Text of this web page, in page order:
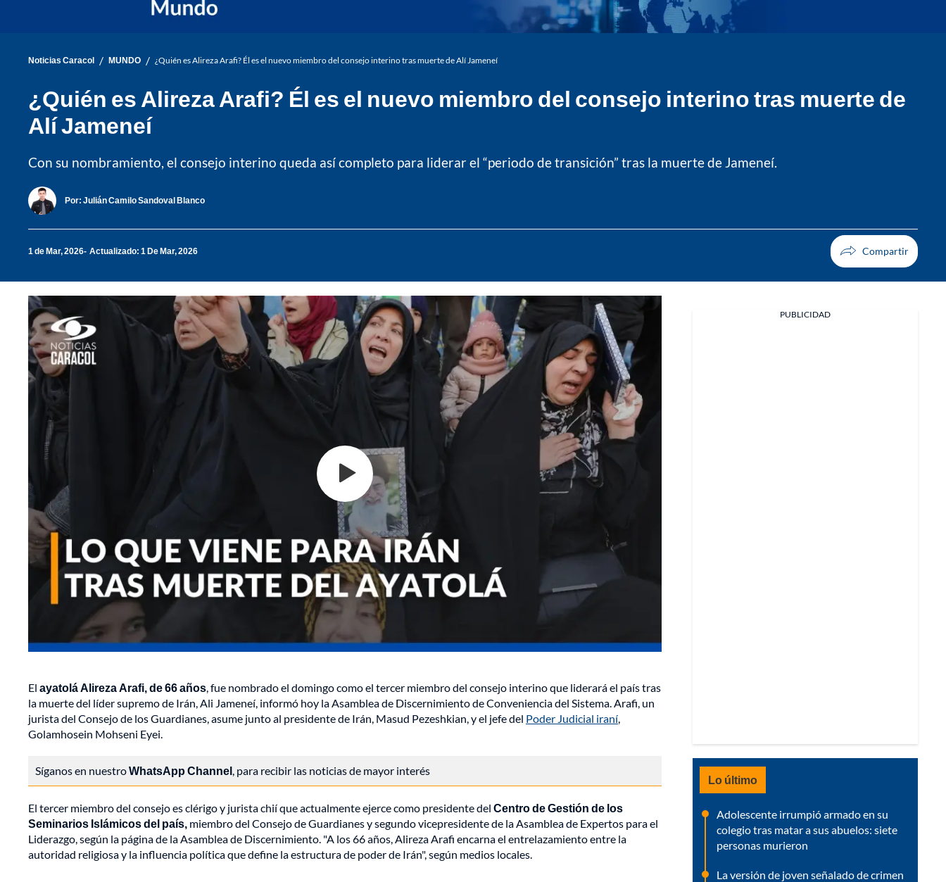
Noticias Caracol / MUNDO / ¿Quién es Alireza Arafi? Él es el nuevo miembro del consejo interino tras muerte de Alí Jameneí
¿Quién es Alireza Arafi? Él es el nuevo miembro del consejo interino tras muerte de
Alí Jameneí
Con su nombramiento, el consejo interino queda así completo para liderar el “periodo de transición” tras la muerte de Jameneí.
Por: Julián Camilo Sandoval Blanco
1 de Mar, 2026 Actualizado: 1 De Mar, 2026
El ayatolá Alireza Arafi, de 66 años, fue nombrado el domingo como el tercer miembro del consejo interino que liderará el país tras
la muerte del líder supremo de Irán, Ali Jameneí, informó hoy la Asamblea de Discernimiento de Conveniencia del Sistema. Arafi, un
jurista del Consejo de los Guardianes, asume junto al presidente de Irán, Masud Pezeshkian, y el jefe del Poder Judicial iraní,
Golamhosein Mohseni Eyei.
Síganos en nuestroWhatsApp Channel, para recibir las noticias de mayor interés
El tercer miembro del consejo es clérigo y jurista chií que actualmente ejerce como presidente del Centro de Gestión de los
Seminarios Islámicos del país, miembro del Consejo de Guardianes y segundo vicepresidente de la Asamblea de Expertos para el
Liderazgo, según la página de la Asamblea de Discernimiento. "A los 66 años, Alireza Arafi encarna el entrelazamiento entre la
autoridad religiosa y la influencia política que define la estructura de poder de Irán", según medios locales.
PUBLICIDAD
Lo último
Adolescente irrumpió armado en su
colegio tras matar a sus abuelos: siete
personas murieron
La versión de joven señalado de crimen